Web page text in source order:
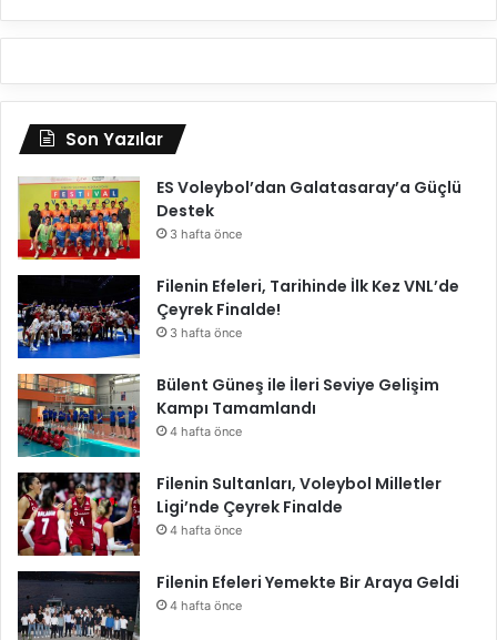
Son Yazılar
ES Voleybol’dan Galatasaray’a Güçlü
Destek
3 hafta önce
Filenin Efeleri, Tarihinde İlk Kez VNL’de
Çeyrek Finalde!
3 hafta önce
Bülent Güneş ile İleri Seviye Gelişim
Kampı Tamamlandı
4 hafta önce
Filenin Sultanları, Voleybol Milletler
Ligi’nde Çeyrek Finalde
4 hafta önce
Filenin Efeleri Yemekte Bir Araya Geldi
4 hafta önce